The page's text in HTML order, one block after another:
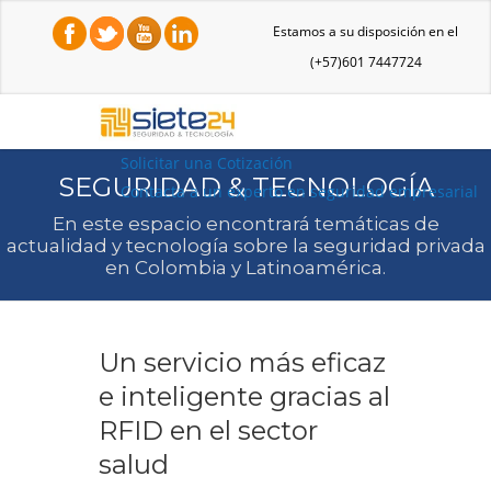
Estamos a su disposición en el
(+57)601 7447724
Solicitar una Cotización
Contacta a un experto en seguridad empresarial
SEGURIDAD & TECNOLOGÍA
En este espacio encontrará temáticas de
actualidad y tecnología sobre la seguridad privada
en Colombia y Latinoamérica.
Un servicio más eficaz
e inteligente gracias al
RFID en el sector
salud